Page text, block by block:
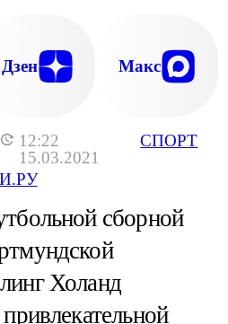
12:22
15.03.2021
СПОРТ
Дзен Макс
сборной
Холанд